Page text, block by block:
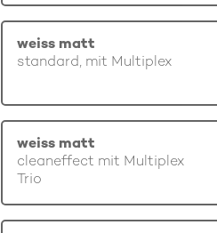
weiss matt
standard, mit Multiplex
weiss matt
cleaneffect mit Multiplex
Trio